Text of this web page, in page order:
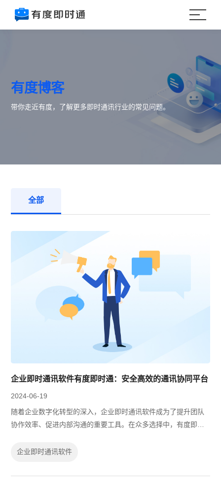
有度博客
带你走近有度，了解更多即时通讯行业的常见问题。
全部
企业即时通讯软件有度即时通：安全高效的通讯协同平台
2024-06-19
随着企业数字化转型的深入，企业即时通讯软件成为了提升团队
协作效率、促进内部沟通的重要工具。在众多选择中，有度即时
台。
企业即时通讯软件